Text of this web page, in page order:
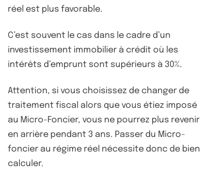
réel est plus favorable.
C’est souvent le cas dans le cadre d’un
investissement immobilier à crédit où les
intérêts d’emprunt sont supérieurs à 30%.
Attention, si vous choisissez de changer de
traitement fiscal alors que vous étiez imposé
au Micro-Foncier, vous ne pourrez plus revenir
en arrière pendant 3 ans. Passer du Micro-
foncier au régime réel nécessite donc de bien
calculer.